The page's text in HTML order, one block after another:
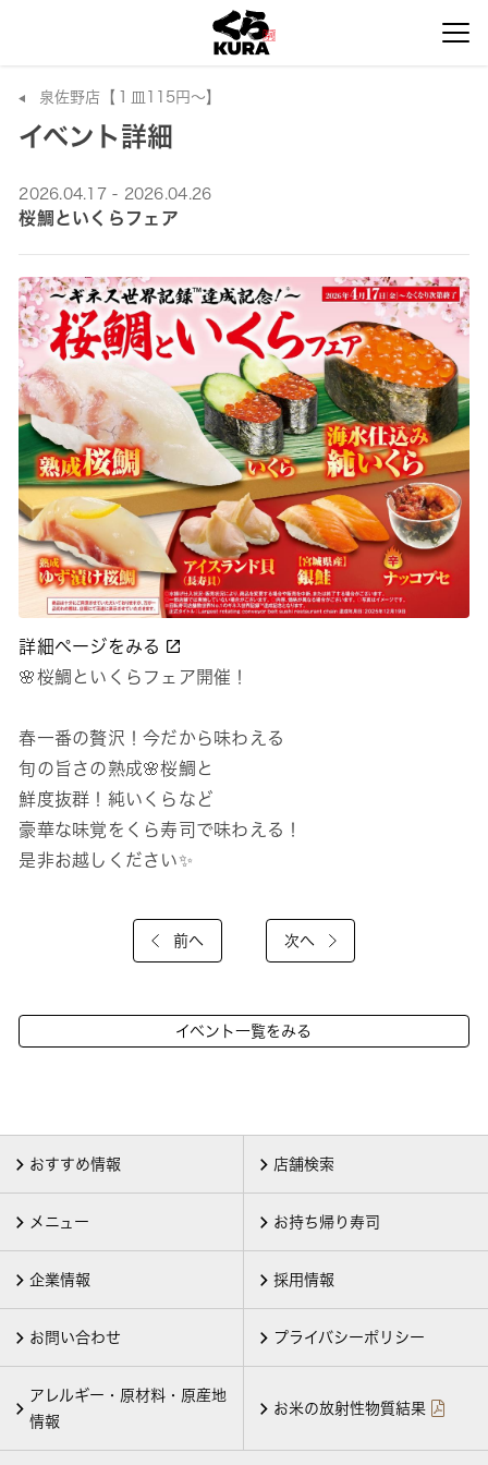
泉佐野店【１皿115円～】
イベント詳細
2026.04.17 - 2026.04.26
桜鯛といくらフェア
詳細ページをみる
🌸桜鯛といくらフェア開催！
春一番の贅沢！今だから味わえる
旬の旨さの熟成🌸桜鯛と
鮮度抜群！純いくらなど
豪華な味覚をくら寿司で味わえる！
是非お越しください✨
前へ 次へ
イベント一覧をみる
おすすめ情報 店舗検索
メニュー お持ち帰り寿司
企業情報 採用情報
お問い合わせ プライバシーポリシー
アレルギー・原材料・原産地
情報
お米の放射性物質結果